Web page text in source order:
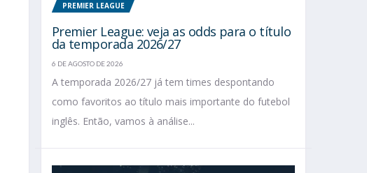
PREMIER LEAGUE
Premier League: veja as odds para o título
da temporada 2026/27
6 DE AGOSTO DE 2026
A temporada 2026/27 já tem times despontando
como favoritos ao título mais importante do futebol
inglês. Então, vamos à análise...